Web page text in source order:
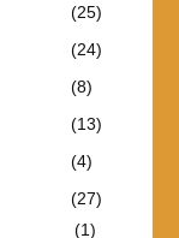
(25)
(24)
(8)
(13)
(4)
(27)
(1)